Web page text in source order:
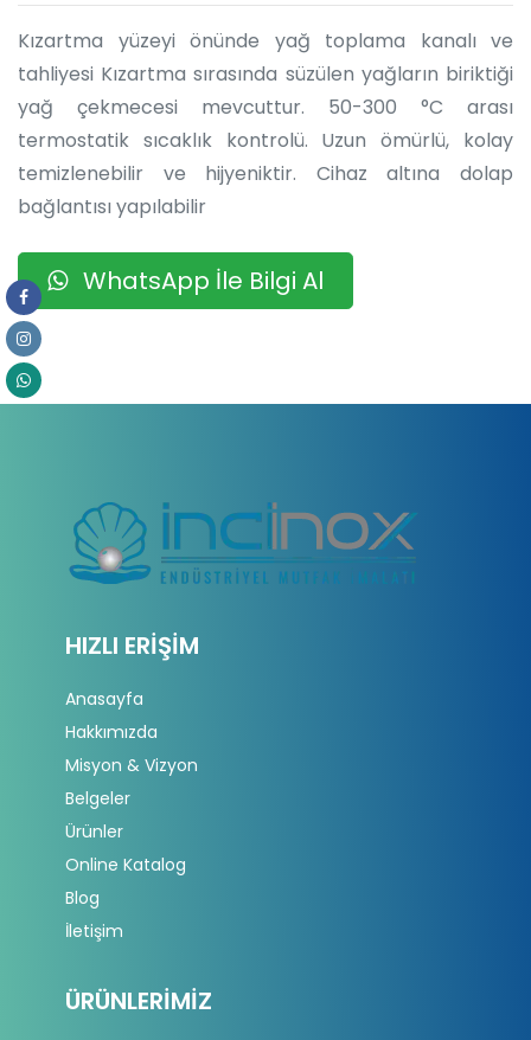
Kızartma yüzeyi önünde yağ toplama kanalı ve
tahliyesi Kızartma sırasında süzülen yağların biriktiği
yağ çekmecesi mevcuttur. 50-300 °C arası
termostatik sıcaklık kontrolü. Uzun ömürlü, kolay
temizlenebilir ve hijyeniktir. Cihaz altına dolap
bağlantısı yapılabilir
WhatsApp İle Bilgi Al
HIZLI ERIŞIM
Anasayfa
Hakkımızda
Misyon & Vizyon
Belgeler
Ürünler
Online Katalog
Blog
İletişim
ÜRÜNLERIMIZ